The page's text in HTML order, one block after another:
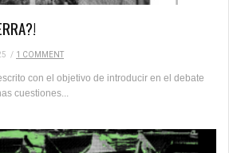
/ 1 COMMENT
con el objetivo de introducir en el debate
cuestiones...